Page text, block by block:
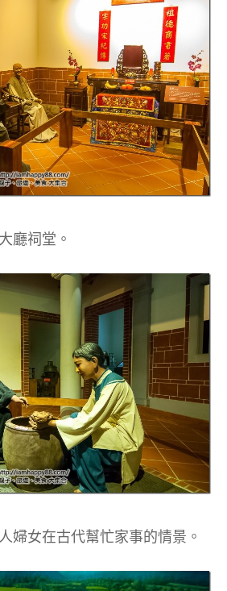
廳祠堂。
婦女在古代幫忙家事的情景。